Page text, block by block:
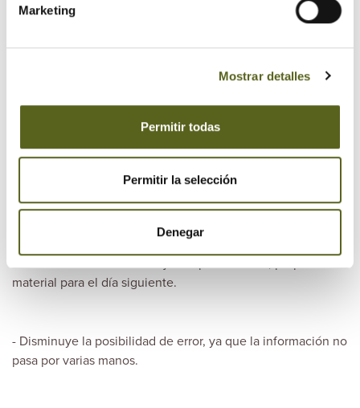
Marketing
Mostrar detalles
Permitir todas
Permitir la selección
Denegar
Resultados de Besteiro con Homag:
productividad de la planta.
- En tan solo un turno se gestionan diversos pedidos muy
- Aprovechamiento de “retales” generado por un pedido
para realizar el piecerío de otros posteriores.
- El almacén continúa trabajando por la noche, preparando
material para el día siguiente.
- Disminuye la posibilidad de error, ya que la información no
pasa por varias manos.